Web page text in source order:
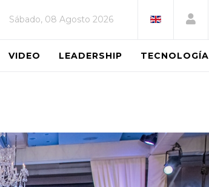
Sábado, 08 Agosto 2026
VIDEO LEADERSHIP TECNOLOGÍA